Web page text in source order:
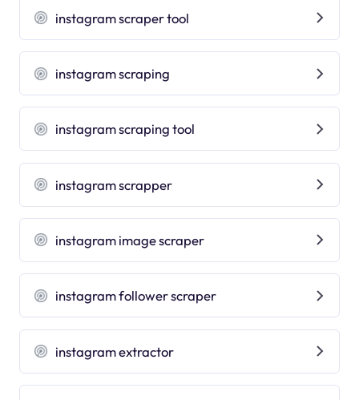
instagram scraper tool
instagram scraping
instagram scraping tool
instagram scrapper
instagram image scraper
instagram follower scraper
instagram extractor